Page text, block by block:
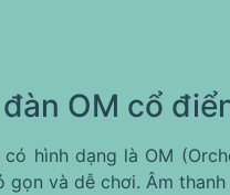
OM cổ
có hình dạng là OM
gọn và dễ chơi. Âm